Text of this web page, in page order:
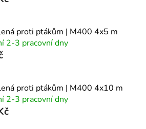
proti ptákům | M400 4x5 m
2-3 pracovní dny
proti ptákům | M400 4x10 m
2-3 pracovní dny